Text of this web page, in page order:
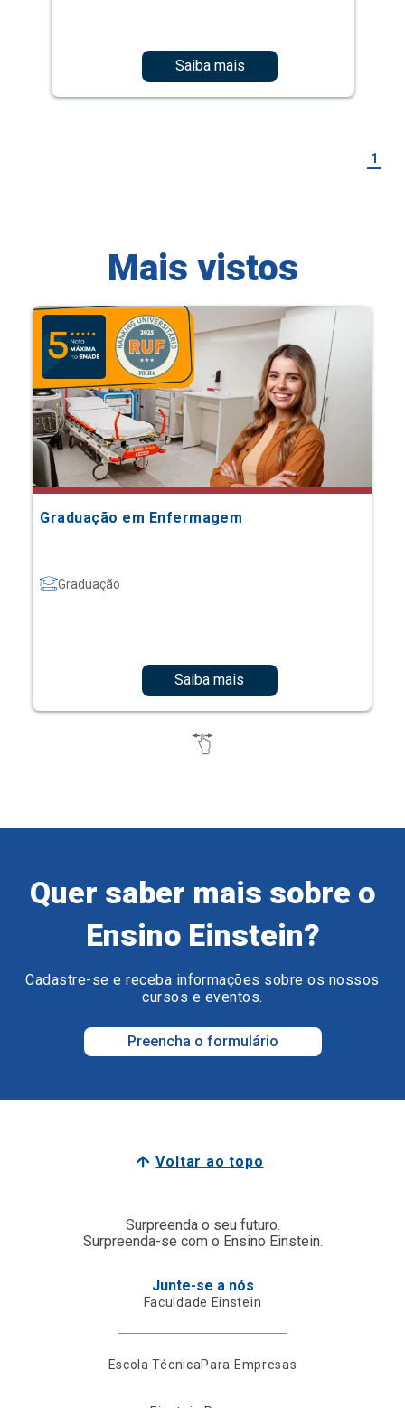
Saiba mais
1
Mais vistos
Graduação em Enfermagem
Graduação
Saiba mais
Quer saber mais sobre o
Ensino Einstein?
Cadastre-se e receba informações sobre os nossos
cursos e eventos.
Preencha o formulário
Voltar ao topo
Surpreenda o seu futuro.
Surpreenda-se com o Ensino Einstein.
Junte-se a nós
Faculdade Einstein
Escola TécnicaPara Empresas